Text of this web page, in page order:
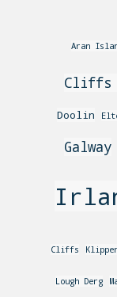
Aran
Cliffs
Doolin
Galway
Cliffs
Lough Derg